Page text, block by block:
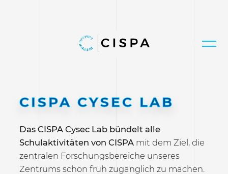
CISPA CYSEC LAB
Das CISPA Cysec Lab bündelt alle
Schulaktivitäten von CISPA mit dem Ziel, die
zentralen Forschungsbereiche unseres
Zentrums schon früh zugänglich zu machen.